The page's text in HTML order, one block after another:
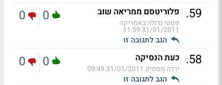
59
. פלוריטסם ממריאה שוב
פסטי גדולה באמריקה
31/01/2011 11:59
הגב לתגובה זו
0
0
58
. כעת הנסיקה
ירדה מספיק 31/01/2011 09:49
הגב לתגובה זו
0
0